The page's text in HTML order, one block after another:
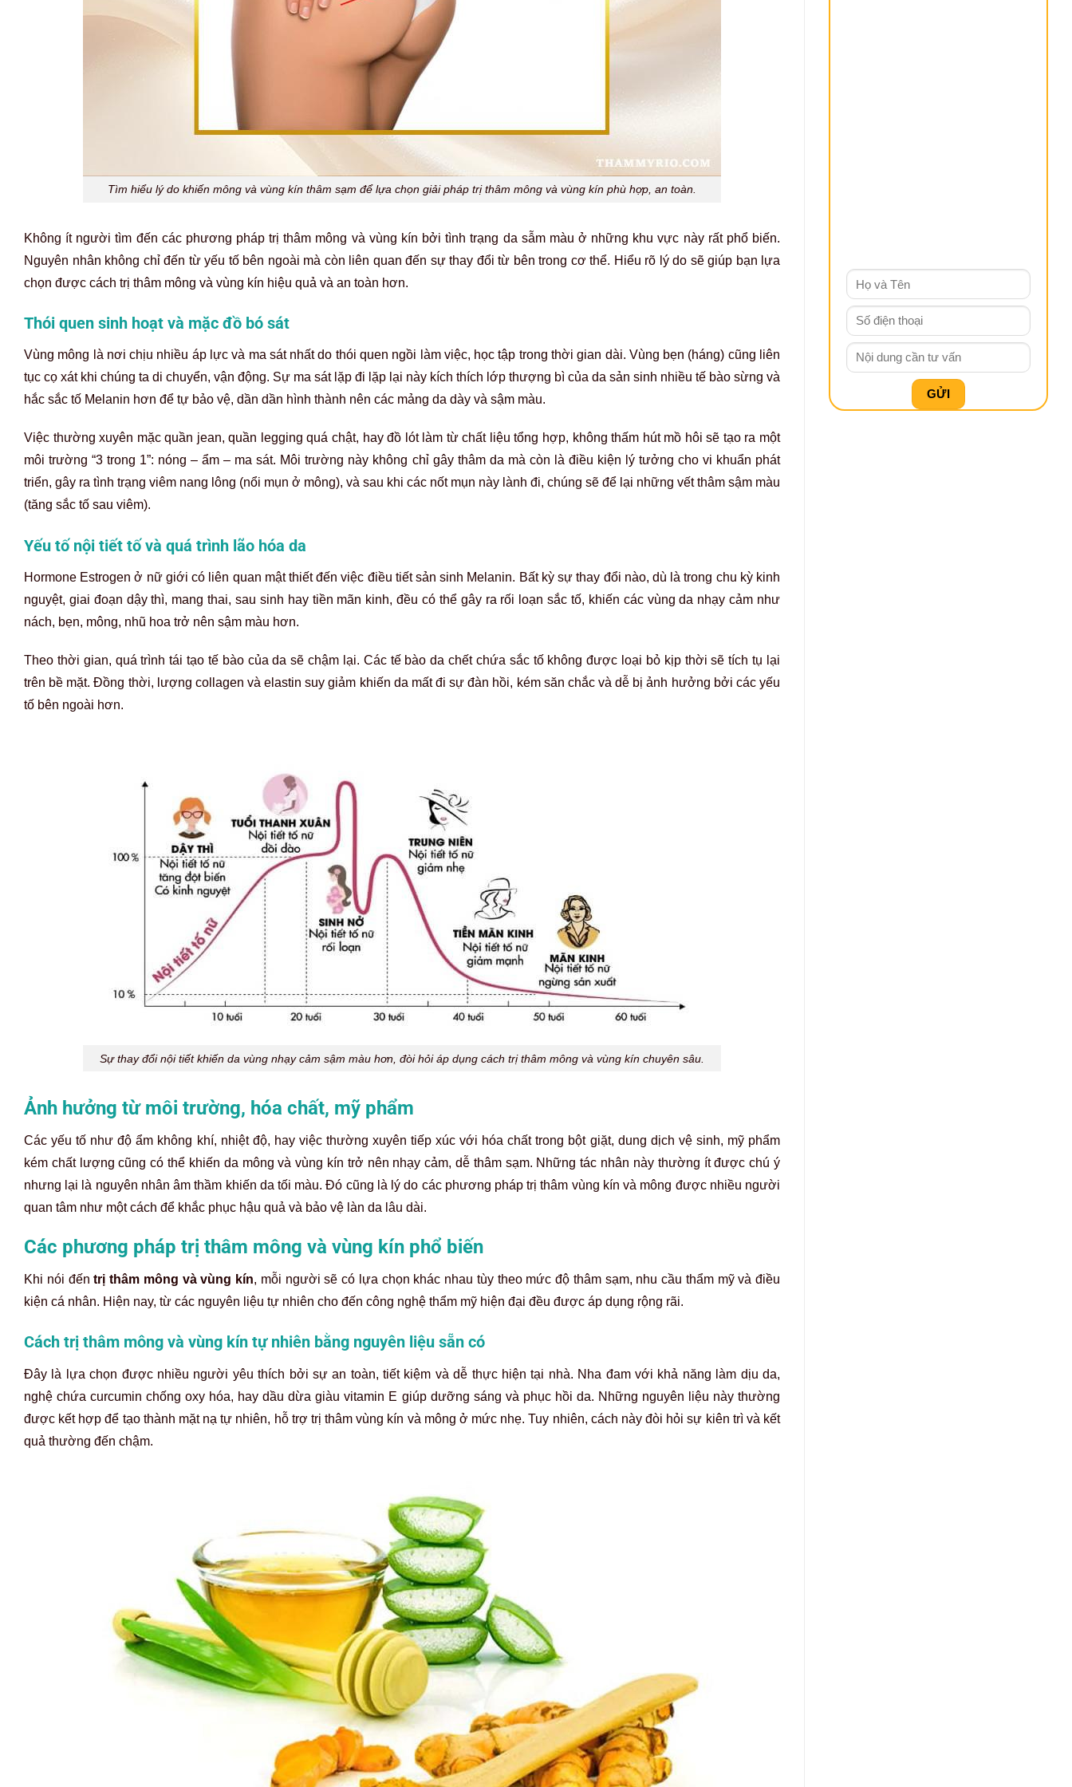
Tìm hiểu lý do khiến mông và vùng kín thâm sạm để lựa chọn giải pháp trị thâm mông và vùng kín phù hợp, an toàn.
Không ít người tìm đến các phương pháp trị thâm mông và vùng kín bởi tình trạng da sẫm màu ở những khu vực này rất phổ biến.
Nguyên nhân không chỉ đến từ yếu tố bên ngoài mà còn liên quan đến sự thay đổi từ bên trong cơ thể. Hiểu rõ lý do sẽ giúp bạn lựa
chọn được cách trị thâm mông và vùng kín hiệu quả và an toàn hơn.
Thói quen sinh hoạt và mặc đồ bó sát
Vùng mông là nơi chịu nhiều áp lực và ma sát nhất do thói quen ngồi làm việc, học tập trong thời gian dài. Vùng bẹn (háng) cũng liên
tục cọ xát khi chúng ta di chuyển, vận động. Sự ma sát lặp đi lặp lại này kích thích lớp thượng bì của da sản sinh nhiều tế bào sừng và
hắc sắc tố Melanin hơn để tự bảo vệ, dần dần hình thành nên các mảng da dày và sậm màu.
Việc thường xuyên mặc quần jean, quần legging quá chật, hay đồ lót làm từ chất liệu tổng hợp, không thấm hút mồ hôi sẽ tạo ra một
môi trường “3 trong 1”: nóng – ẩm – ma sát. Môi trường này không chỉ gây thâm da mà còn là điều kiện lý tưởng cho vi khuẩn phát
triển, gây ra tình trạng viêm nang lông (nổi mụn ở mông), và sau khi các nốt mụn này lành đi, chúng sẽ để lại những vết thâm sậm màu
(tăng sắc tố sau viêm).
Yếu tố nội tiết tố và quá trình lão hóa da
Hormone Estrogen ở nữ giới có liên quan mật thiết đến việc điều tiết sản sinh Melanin. Bất kỳ sự thay đổi nào, dù là trong chu kỳ kinh
nguyệt, giai đoạn dậy thì, mang thai, sau sinh hay tiền mãn kinh, đều có thể gây ra rối loạn sắc tố, khiến các vùng da nhạy cảm như
nách, bẹn, mông, nhũ hoa trở nên sậm màu hơn.
Theo thời gian, quá trình tái tạo tế bào của da sẽ chậm lại. Các tế bào da chết chứa sắc tố không được loại bỏ kịp thời sẽ tích tụ lại
trên bề mặt. Đồng thời, lượng collagen và elastin suy giảm khiến da mất đi sự đàn hồi, kém săn chắc và dễ bị ảnh hưởng bởi các yếu
tố bên ngoài hơn.
Sự thay đổi nội tiết khiến da vùng nhạy cảm sậm màu hơn, đòi hỏi áp dụng cách trị thâm mông và vùng kín chuyên sâu.
Ảnh hưởng từ môi trường, hóa chất, mỹ phẩm
Các yếu tố như độ ẩm không khí, nhiệt độ, hay việc thường xuyên tiếp xúc với hóa chất trong bột giặt, dung dịch vệ sinh, mỹ phẩm
kém chất lượng cũng có thể khiến da mông và vùng kín trở nên nhạy cảm, dễ thâm sạm. Những tác nhân này thường ít được chú ý
nhưng lại là nguyên nhân âm thầm khiến da tối màu. Đó cũng là lý do các phương pháp trị thâm vùng kín và mông được nhiều người
quan tâm như một cách để khắc phục hậu quả và bảo vệ làn da lâu dài.
Các phương pháp trị thâm mông và vùng kín phổ biến
Khi nói đếntrị thâm mông và vùng kín, mỗi người sẽ có lựa chọn khác nhau tùy theo mức độ thâm sạm, nhu cầu thẩm mỹ và điều
kiện cá nhân. Hiện nay, từ các nguyên liệu tự nhiên cho đến công nghệ thẩm mỹ hiện đại đều được áp dụng rộng rãi.
Cách trị thâm mông và vùng kín tự nhiên bằng nguyên liệu sẵn có
Đây là lựa chọn được nhiều người yêu thích bởi sự an toàn, tiết kiệm và dễ thực hiện tại nhà. Nha đam với khả năng làm dịu da,
nghệ chứa curcumin chống oxy hóa, hay dầu dừa giàu vitamin E giúp dưỡng sáng và phục hồi da. Những nguyên liệu này thường
được kết hợp để tạo thành mặt nạ tự nhiên, hỗ trợ trị thâm vùng kín và mông ở mức nhẹ. Tuy nhiên, cách này đòi hỏi sự kiên trì và kết
quả thường đến chậm.